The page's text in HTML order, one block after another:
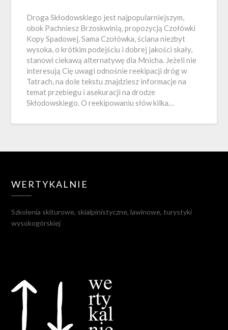
Droga Skłodowskiego jest najpopularniejszym,
obok Pachniesz Brzoskwinią, propozycją Czołówki
Kopy Spadowej. Sama Czołówka, ściana niezbyt
wysoka, o krótkim podejściu i dobrej jakości skały,
stanowi ciekawą alternatywę dla Mnicha. Jeżeli nie
interesują Cię uwagi odnośnie reekipacji dróg w
Tatrach, na dole tekstu znajdziesz informacje na
temat przebiegu i asekuracji na drodze
Skłodowskiego. O reekipowaniu słów kilka…
WERTYKALNIE
Szkolenia skiturowe, skialpinistyczne, lawinowe, turystyki
wysokogórskiej